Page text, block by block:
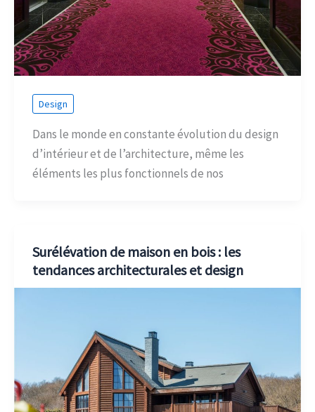
Design
Dans le monde en constante évolution du design
d’intérieur et de l’architecture, même les
éléments les plus fonctionnels de nos
Surélévation de maison en bois : les
tendances architecturales et design